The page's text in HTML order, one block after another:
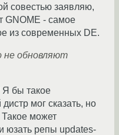
совестью заявляю,
GNOME - самое
из современных DE.
не обновляют
Я бы такое
мог сказать, но
Такое может
юзать репы updates-